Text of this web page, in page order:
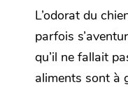
L’odorat du
parfois
qu’il ne fallait
aliments sont à